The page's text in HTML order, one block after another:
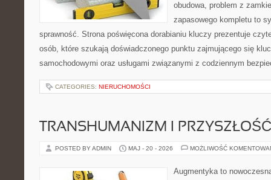
obudowa, problem z
zapasowego kompletu to
sprawność. Strona poświęcona dorabianiu kluczy prezentuje
osób, które szukają doświadczonego punktu zajmującego się
samochodowymi oraz usługami związanymi z codziennym
CATEGORIES: NIERUCHOMOŚCI
TRANSHUMANIZM I
POSTED BY ADMIN MAJ - 20 - 2026 MOŻLIWOŚĆ
Augmentyka to